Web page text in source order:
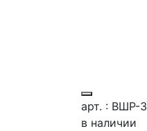
арт. : ВШР-3
в наличии